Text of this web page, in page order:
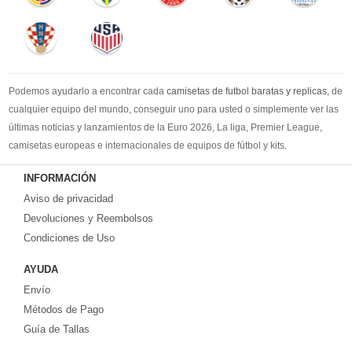
Podemos ayudarlo a encontrar cada camisetas de futbol baratas y replicas, de
cualquier equipo del mundo, conseguir uno para usted o simplemente ver las
últimas noticias y lanzamientos de la Euro 2026, La liga, Premier League,
camisetas europeas e internacionales de equipos de fútbol y kits.
Comprecamisetas de futbol baratasen la tienda deportiva más grande de
Europa. ¡Grandes ofertas en todas las camisetas del club de fútbol, ​​kits
europeos e internacionales, todo a los precios más bajos!
Compre nuestra gran selección de
equipaciones, camisetas y un portero a partir de €17.6. Diseños de fútbol
INFORMACIÓN
Aviso de privacidad
Devoluciones y Reembolsos
Condiciones de Uso
AYUDA
Envío
Métodos de Pago
Guía de Tallas